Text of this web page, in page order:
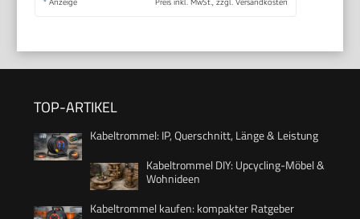
TOP-ARTIKEL
Kabeltrommel: IP, Querschnitt, Länge & Leistung
Kabeltrommel DIY: Upcycling-Möbel &
Wohnideen
Kabeltrommel kaufen: kompakter Ratgeber